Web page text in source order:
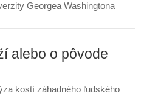
Georgea Washingtona
alebo o pôvode
kostí záhadného ľudského